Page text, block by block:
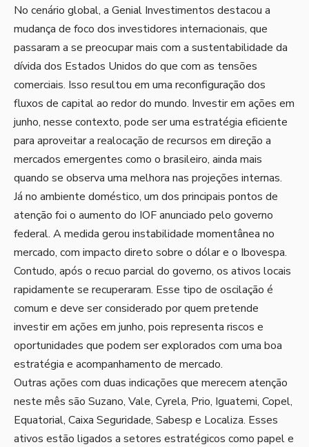
No cenário global, a Genial Investimentos destacou a
mudança de foco dos investidores internacionais, que
passaram a se preocupar mais com a sustentabilidade da
dívida dos Estados Unidos do que com as tensões
comerciais. Isso resultou em uma reconfiguração dos
fluxos de capital ao redor do mundo. Investir em ações em
junho, nesse contexto, pode ser uma estratégia eficiente
para aproveitar a realocação de recursos em direção a
mercados emergentes como o brasileiro, ainda mais
quando se observa uma melhora nas projeções internas.
Já no ambiente doméstico, um dos principais pontos de
atenção foi o aumento do IOF anunciado pelo governo
federal. A medida gerou instabilidade momentânea no
mercado, com impacto direto sobre o dólar e o Ibovespa.
Contudo, após o recuo parcial do governo, os ativos locais
rapidamente se recuperaram. Esse tipo de oscilação é
comum e deve ser considerado por quem pretende
investir em ações em junho, pois representa riscos e
oportunidades que podem ser explorados com uma boa
estratégia e acompanhamento de mercado.
Outras ações com duas indicações que merecem atenção
neste mês são Suzano, Vale, Cyrela, Prio, Iguatemi, Copel,
Equatorial, Caixa Seguridade, Sabesp e Localiza. Esses
ativos estão ligados a setores estratégicos como papel e